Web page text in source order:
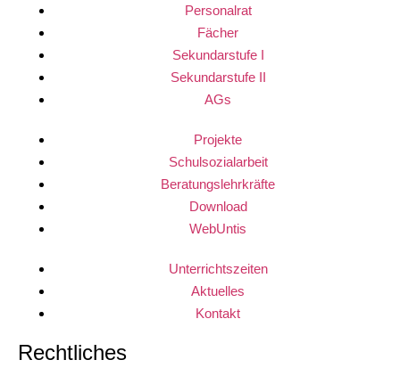
Personalrat
Fächer
Sekundarstufe I
Sekundarstufe II
AGs
Projekte
Schulsozialarbeit
Beratungslehrkräfte
Download
WebUntis
Unterrichtszeiten
Aktuelles
Kontakt
Rechtliches